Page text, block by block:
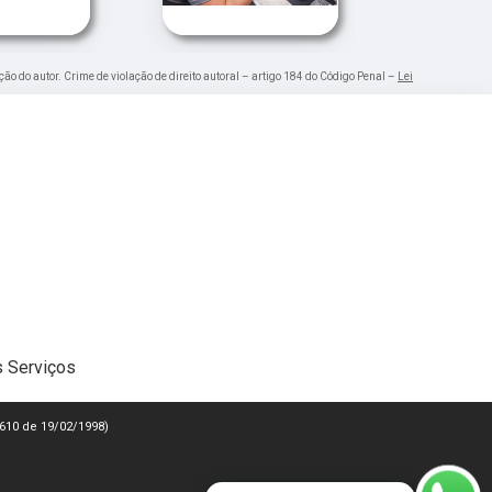
do autor. Crime de violação de direito autoral – artigo 184 do Código Penal –
Lei
Serviços
de 19/02/1998)